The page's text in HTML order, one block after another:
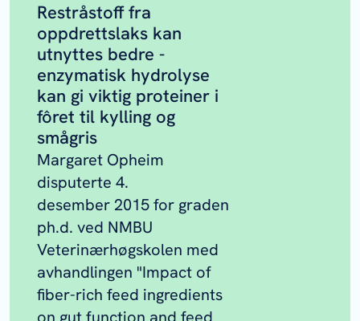
Restråstoff fra
oppdrettslaks kan
utnyttes bedre -
enzymatisk hydrolyse
kan gi viktig proteiner i
fôret til kylling og
smågris
Margaret Opheim
disputerte 4.
desember 2015 for graden
ph.d. ved NMBU
Veterinærhøgskolen med
avhandlingen "Impact of
fiber-rich feed ingredients